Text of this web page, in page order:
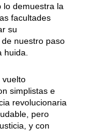
lo demuestra la
facultades
su
nuestro paso
vuelto
simplistas e
revolucionaria
pero
y con